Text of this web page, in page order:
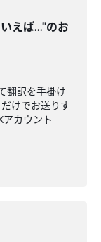
えば…"のお
翻訳を手掛け
けでお送りす
カウント